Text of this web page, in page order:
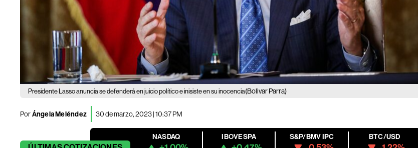
Presidente Lasso anuncia se defenderá en juicio político e inisiste en su inocencia(Bolivar Parra)
PorÁngela Meléndez 30 de marzo, 2023 | 10:37 PM
NASDAQ IBOVESPA S&P/BMV IPC BTC/USD